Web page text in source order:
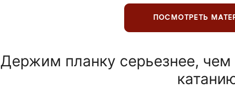
ПОСМОТРЕТЬ
Держим планку серьезнее,